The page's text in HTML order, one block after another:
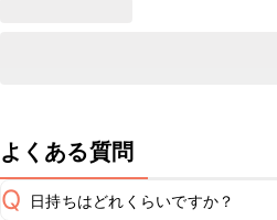
よくある質問
Q 日持ちはどれくらいですか？